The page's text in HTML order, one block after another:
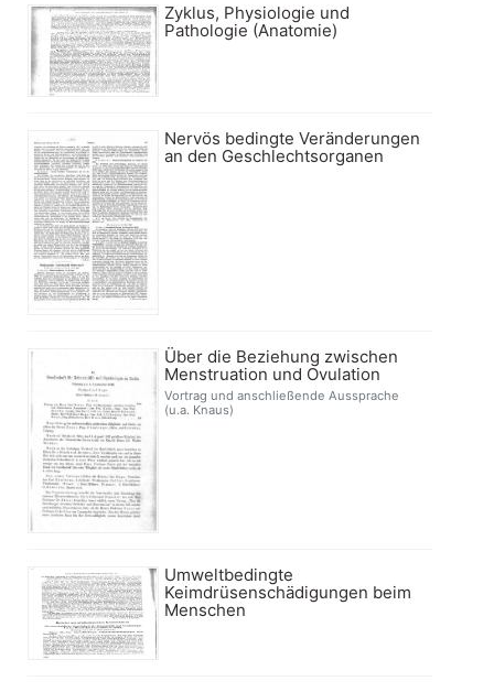
Zyklus, Physiologie und
Pathologie (Anatomie)
Nervös bedingte Veränderungen
an den Geschlechtsorganen
Über die Beziehung zwischen
Menstruation und Ovulation
Vortrag und anschließende Aussprache
(u.a. Knaus)
Umweltbedingte
Keimdrüsenschädigungen beim
Menschen